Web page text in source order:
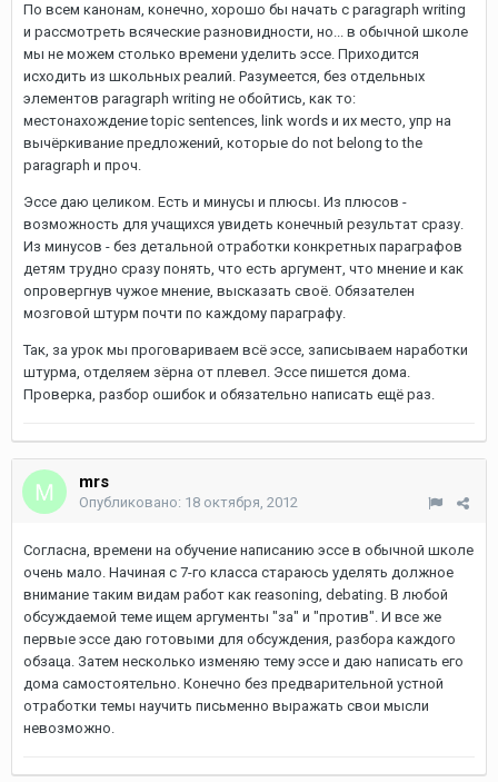
По всем канонам, конечно, хорошо бы начать с paragraph writing
и рассмотреть всяческие разновидности, но... в обычной школе
мы не можем столько времени уделить эссе. Приходится
исходить из школьных реалий. Разумеется, без отдельных
элементов paragraph writing не обойтись, как то:
местонахождение topic sentences, link words и их место, упр на
вычёркивание предложений, которые do not belong to the
paragraph и проч.
Эссе даю целиком. Есть и минусы и плюсы. Из плюсов -
возможность для учащихся увидеть конечный результат сразу.
Из минусов - без детальной отработки конкретных параграфов
детям трудно сразу понять, что есть аргумент, что мнение и как
опровергнув чужое мнение, высказать своё. Обязателен
мозговой штурм почти по каждому параграфу.
Так, за урок мы проговариваем всё эссе, записываем наработки
штурма, отделяем зёрна от плевел. Эссе пишется дома.
Проверка, разбор ошибок и обязательно написать ещё раз.
mrs
Опубликовано: 18 октября, 2012
Согласна, времени на обучение написанию эссе в обычной школе
очень мало. Начиная с 7-го класса стараюсь уделять должное
внимание таким видам работ как reasoning, debating. В любой
обсуждаемой теме ищем аргументы "за" и "против". И все же
первые эссе даю готовыми для обсуждения, разбора каждого
обзаца. Затем несколько изменяю тему эссе и даю написать его
дома самостоятельно. Конечно без предварительной устной
отработки темы научить письменно выражать свои мысли
невозможно.